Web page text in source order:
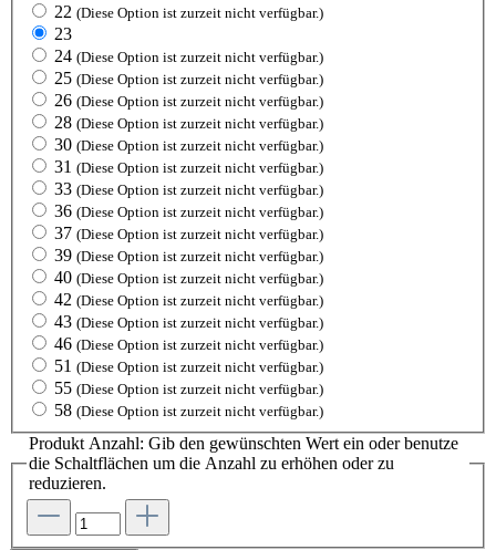
22 (Diese Option ist zurzeit nicht verfügbar.)
23
24 (Diese Option ist zurzeit nicht verfügbar.)
25 (Diese Option ist zurzeit nicht verfügbar.)
26 (Diese Option ist zurzeit nicht verfügbar.)
28 (Diese Option ist zurzeit nicht verfügbar.)
30 (Diese Option ist zurzeit nicht verfügbar.)
31 (Diese Option ist zurzeit nicht verfügbar.)
33 (Diese Option ist zurzeit nicht verfügbar.)
36 (Diese Option ist zurzeit nicht verfügbar.)
37 (Diese Option ist zurzeit nicht verfügbar.)
39 (Diese Option ist zurzeit nicht verfügbar.)
40 (Diese Option ist zurzeit nicht verfügbar.)
42 (Diese Option ist zurzeit nicht verfügbar.)
43 (Diese Option ist zurzeit nicht verfügbar.)
46 (Diese Option ist zurzeit nicht verfügbar.)
51 (Diese Option ist zurzeit nicht verfügbar.)
55 (Diese Option ist zurzeit nicht verfügbar.)
58 (Diese Option ist zurzeit nicht verfügbar.)
Produkt Anzahl: Gib den gewünschten Wert ein oder benutze
die Schaltflächen um die Anzahl zu erhöhen oder zu
reduzieren.